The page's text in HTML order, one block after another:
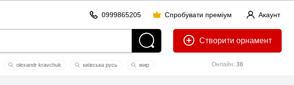
Акаунт
0999865205 Спробувати преміум
Створити
Онлайн: 36
olexandr kravchuk київська русь
мир